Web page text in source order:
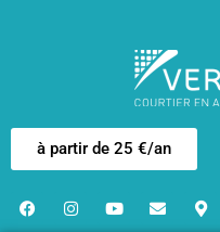
à partir de 25 €/an